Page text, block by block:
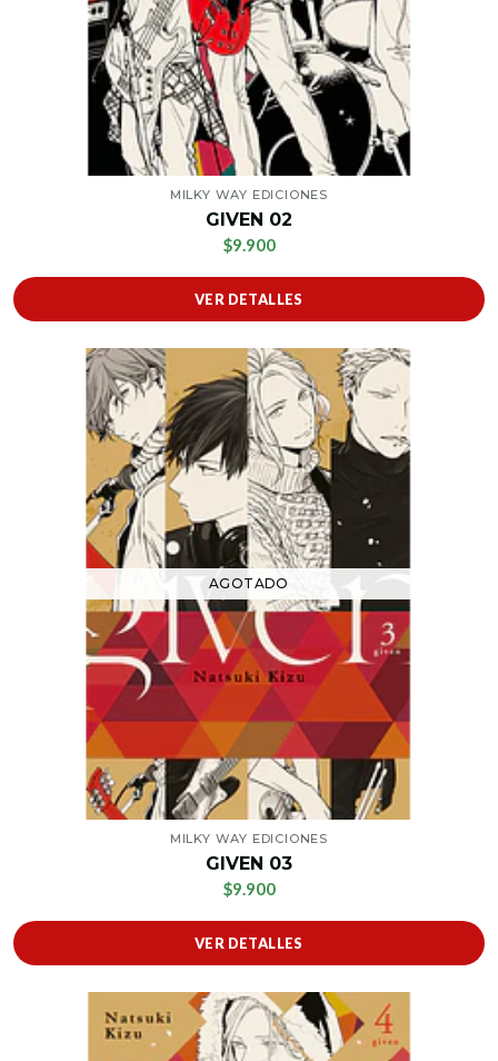
MILKY WAY EDICIONES
GIVEN 02
$9.900
VER DETALLES
AGOTADO
MILKY WAY EDICIONES
GIVEN 03
$9.900
VER DETALLES